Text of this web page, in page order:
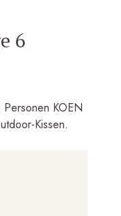
6
KOEN
Kissen.